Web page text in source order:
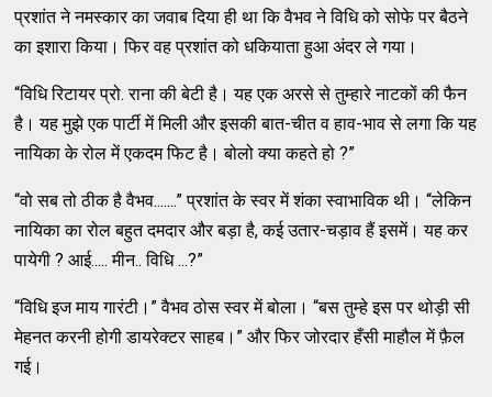
प्रशांत ने नमस्कार का जवाब दिया ही था कि वैभव ने विधि को सोफे पर बैठने
का इशारा किया। फिर वह प्रशांत को धकियाता हुआ अंदर ले गया।
“विधि रिटायर प्रो. राना की बेटी है। यह एक अरसे से तुम्हारे नाटकों की फैन
है। यह मुझे एक पार्टी में मिली और इसकी बात-चीत व हाव-भाव से लगा कि यह
नायिका के रोल में एकदम फिट है। बोलो क्या कहते हो ?”
“वो सब तो ठीक है वैभव.......” प्रशांत के स्वर में शंका स्वाभाविक थी। “लेकिन
नायिका का रोल बहुत दमदार और बड़ा है, कई उतार-चड़ाव हैं इसमें। यह कर
पायेगी ? आई..... मीन.. विधि ...?”
“विधि इज माय गारंटी।” वैभव ठोस स्वर में बोला। “बस तुम्हे इस पर थोड़ी सी
मेहनत करनी होगी डायरेक्टर साहब।” और फिर जोरदार हँसी माहौल में फ़ैल
गई।